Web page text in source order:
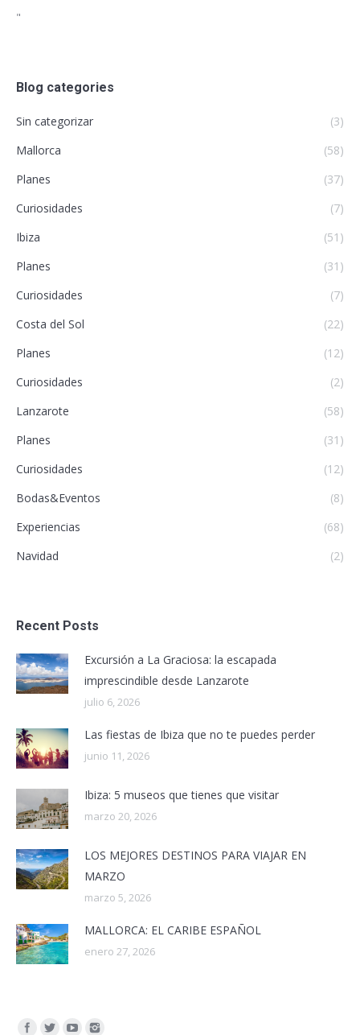
"
Blog categories
Sin categorizar
(3)
Mallorca
(58)
Planes
(37)
Curiosidades
(7)
Ibiza
(51)
Planes
(31)
Curiosidades
(7)
Costa del Sol
(22)
Planes
(12)
Curiosidades
(2)
Lanzarote
(58)
Planes
(31)
Curiosidades
(12)
Bodas&Eventos
(8)
Experiencias
(68)
Navidad
(2)
Recent Posts
Excursión a La Graciosa: la escapada
imprescindible desde Lanzarote
julio 6, 2026
Las fiestas de Ibiza que no te puedes perder
junio 11, 2026
Ibiza: 5 museos que tienes que visitar
marzo 20, 2026
LOS MEJORES DESTINOS PARA VIAJAR EN
MARZO
marzo 5, 2026
MALLORCA: EL CARIBE ESPAÑOL
enero 27, 2026
Encuéntranos en: